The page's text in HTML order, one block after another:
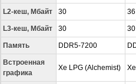
L2-кеш, Мбайт 30 36
L3-кеш, Мбайт 30 30
Память DDR5-7200
Встроенная
графика
Xe LPG (Alchemist)